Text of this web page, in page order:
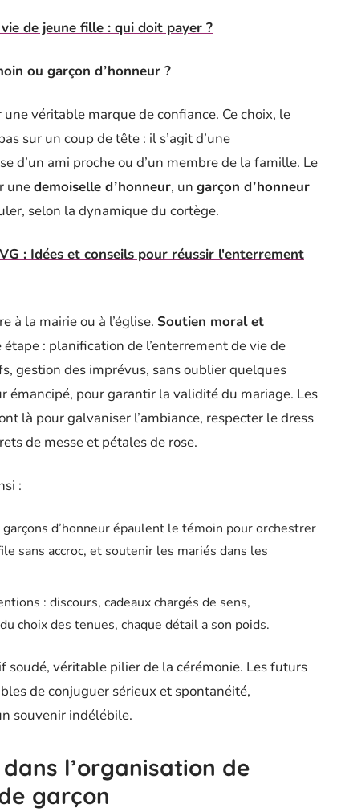
de jeune fille : qui doit payer ?
ou garçon d’honneur ?
véritable marque de confiance. Ce choix, le
sur un coup de tête : il s’agit d’une
d’un ami proche ou d’un membre de la famille. Le
unedemoiselle d’honneur, un garçon d’honneur
selon la dynamique du cortège.
: Idées et conseils pour réussir l'enterrement
à la mairie ou à l’église. Soutien moral et
: planification de l’enterrement de vie de
gestion des imprévus, sans oublier quelques
émancipé, pour garantir la validité du mariage. Les
là pour galvaniser l’ambiance, respecter le dress
de messe et pétales de rose.
:
d’honneur épaulent le témoin pour orchestrer
sans accroc, et soutenir les mariés dans les
: discours, cadeaux chargés de sens,
choix des tenues, chaque détail a son poids.
soudé, véritable pilier de la cérémonie. Les futurs
de conjuguer sérieux et spontanéité,
souvenir indélébile.
l’organisation de
garçon